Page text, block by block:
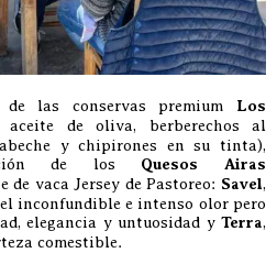
de las conservas premium Los
aceite de oliva, berberechos al
y chipirones en su tinta),
de los Quesos Airas
de vaca Jersey de Pastoreo: Savel,
inconfundible e intenso olor pero
elegancia y untuosidad y Terra,
comestible.